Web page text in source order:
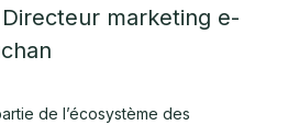
marketing e-
de l’écosystème des